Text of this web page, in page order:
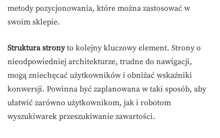
metody pozycjonowania, które można zastosować w
swoim sklepie.
Struktura stronyto kolejny kluczowy element. Strony o
nieodpowiedniej architekturze, trudne do nawigacji,
mogą zniechęcać użytkowników i obniżać wskaźniki
konwersji. Powinna być zaplanowana w taki sposób, aby
ułatwić zarówno użytkownikom, jak i robotom
wyszukiwarek przeszukiwanie zawartości.